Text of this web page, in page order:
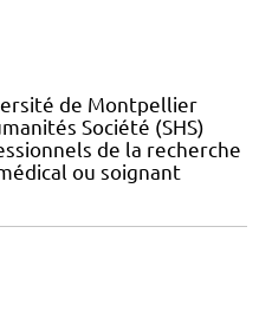
de Montpellier
Société (SHS)
de la recherche
ou soignant